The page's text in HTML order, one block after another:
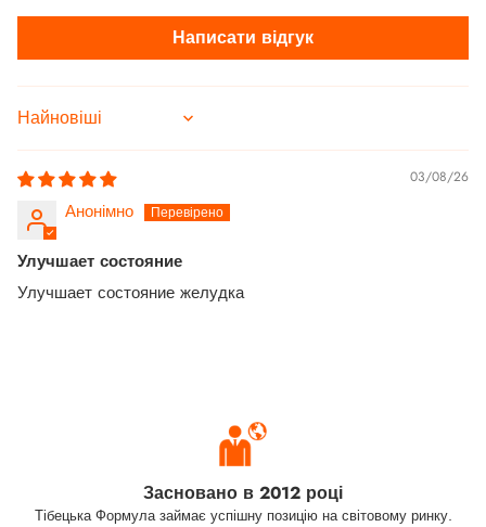
Написати відгук
Sort by
03/08/26
Анонімно
Улучшает состояние
Улучшает состояние желудка
Засновано в 2012 році
Тібецька Формула займає успішну позицію на світовому ринку.